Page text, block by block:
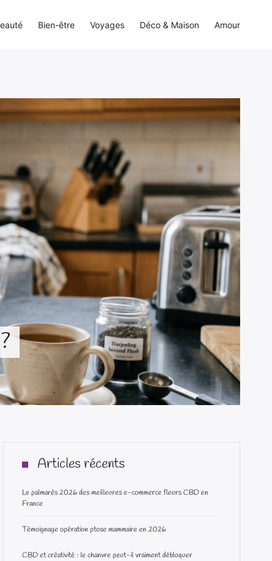
Articles récents
Le palmarès 2026 des meilleures e-commerce fleurs CBD en
France
Témoignage opération ptose mammaire en 2026
CBD et créativité : le chanvre peut-il vraiment débloquer
Bien-être Voyages Déco & Maison Amour